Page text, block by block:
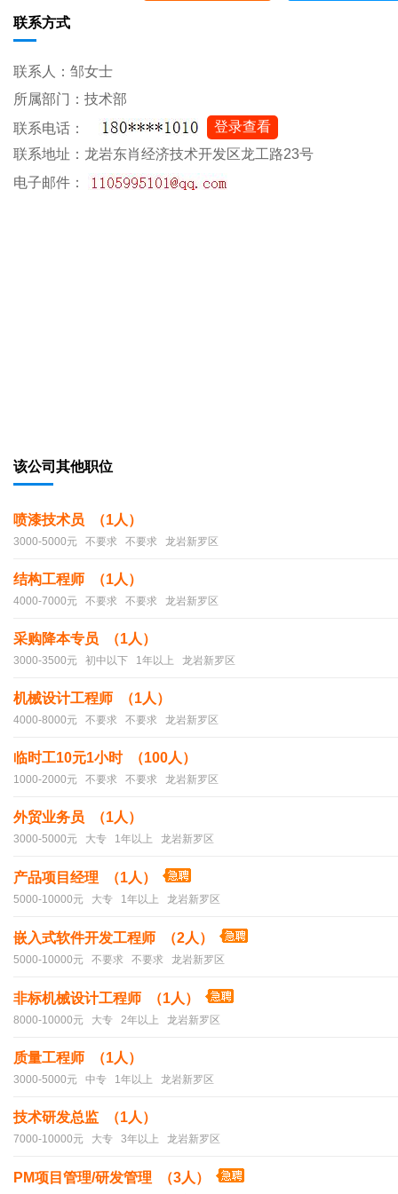
联系方式
联系人：邹女士
所属部门：技术部
联系电话：
登录查看
联系地址：龙岩东肖经济技术开发区龙工路23号
电子邮件：
该公司其他职位
喷漆技术员 （1人）
3000-5000元 不要求 不要求 龙岩新罗区
结构工程师 （1人）
4000-7000元 不要求 不要求 龙岩新罗区
采购降本专员 （1人）
3000-3500元 初中以下 1年以上 龙岩新罗区
机械设计工程师 （1人）
4000-8000元 不要求 不要求 龙岩新罗区
临时工10元1小时 （100人）
1000-2000元 不要求 不要求 龙岩新罗区
外贸业务员 （1人）
3000-5000元 大专 1年以上 龙岩新罗区
产品项目经理 （1人）
5000-10000元 大专 1年以上 龙岩新罗区
嵌入式软件开发工程师 （2人）
5000-10000元 不要求 不要求 龙岩新罗区
非标机械设计工程师 （1人）
8000-10000元 大专 2年以上 龙岩新罗区
质量工程师 （1人）
3000-5000元 中专 1年以上 龙岩新罗区
技术研发总监 （1人）
7000-10000元 大专 3年以上 龙岩新罗区
PM项目管理/研发管理 （3人）